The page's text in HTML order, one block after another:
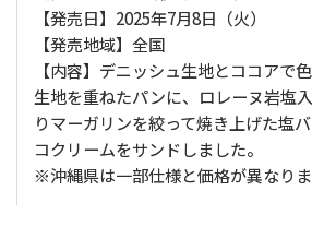
【発売日】2025年7月8日（火）
【発売地域】全国
【内容】デニッシュ生地とココアで
生地を重ねたパンに、ロレーヌ岩塩
りマーガリンを絞って焼き上げた塩
コクリームをサンドしました。
※沖縄県は一部仕様と価格が異なりま